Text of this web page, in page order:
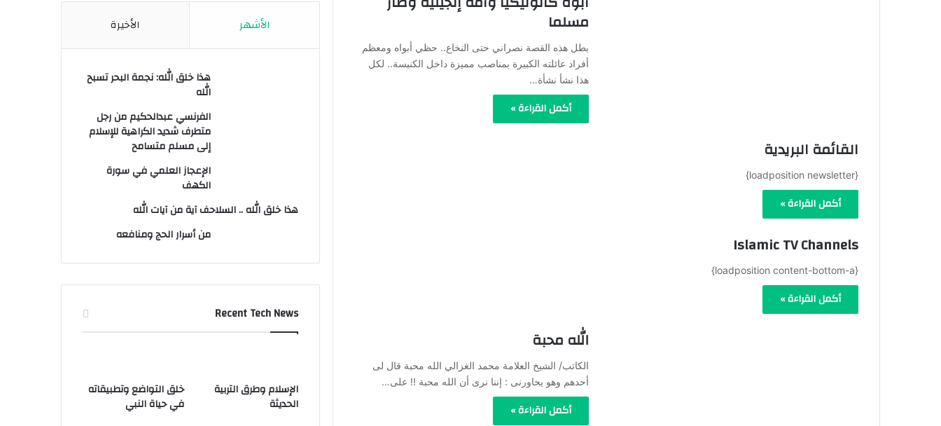
مسلما
بطل هذه القصة نصراني حتى النخاع.. حظي أبواه ومعظم
أفراد عائلته الكبيرة بمناصب مميزة داخل الكنيسة.. لكل
هذا نشأ نشأة…
أكمل القراءة »
القائمة البريدية
{loadposition newsletter}
أكمل القراءة »
Islamic TV Channels
{loadposition content-bottom-a}
أكمل القراءة »
الله محبة
الكاتب/ الشيخ العلامة محمد الغزالي الله محبة قال لى
أحدهم وهو يحاورنى : إننا نرى أن الله محبة !! على…
أكمل القراءة »
الأشهر الأخيرة
هذا خلق الله: نجمة البحر تسبح
الله
الفرنسي عبدالحكيم من رجل
متطرف شديد الكراهية للإسلام
إلى مسلم متسامح
الإعجاز العلمي في سورة
الكهف
هذا خلق الله .. السلاحف آية من آيات الله
من أسرار الحج ومنافعه
Recent Tech News
الإسلام وطرق التربية
الحديثة
خلق التواضع وتطبيقاته
في حياة النبي